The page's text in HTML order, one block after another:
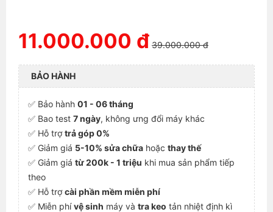
11.000.000 đ 39.000.000 đ
BẢO HÀNH
✅ Bảo hành 01 - 06 tháng
✅ Bao test 7 ngày, không ưng đổi máy khác
✅ Hỗ trợtrả góp 0%
✅ Giảm giá 5-10% sửa chữa hoặc thay thế
✅ Giảm giá từ 200k - 1 triệu khi mua sản phẩm tiếp
theo
✅ Hỗ trợcài phần mềm miễn phí
✅ Miễn phívệ sinh máy và tra keo tản nhiệt định kì